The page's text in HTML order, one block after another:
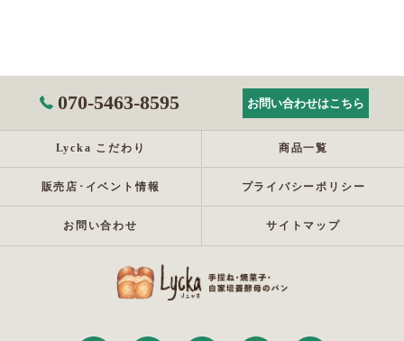
070-5463-8595 お問い合わせはこちら
Lycka こだわり 商品一覧
販売店･イベント情報 プライバシーポリシー
お問い合わせ サイトマップ